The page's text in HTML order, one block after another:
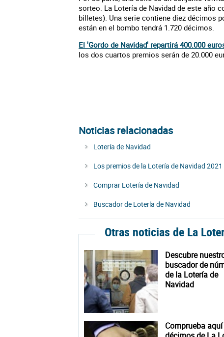
sorteo. La Lotería de Navidad de este año
billetes). Una serie contiene diez décimos
están en el bombo tendrá 1.720 décimos.
El 'Gordo de Navidad' repartirá 400.000
los dos cuartos premios serán de 20.000
Noticias relacionadas
Lotería de Navidad
Los premios de la Lotería de Navidad 2021
Comprar Lotería de Navidad
Buscador de Lotería de Navidad
Otras noticias de La
Descubre
buscador de
de la Lotería de
Navidad
Comprueba